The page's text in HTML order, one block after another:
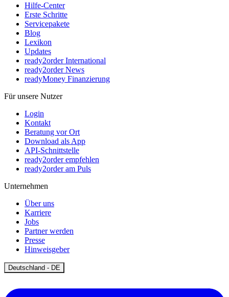
Hilfe-Center
Erste Schritte
Servicepakete
Blog
Lexikon
Updates
ready2order International
ready2order News
readyMoney Finanzierung
Für unsere Nutzer
Login
Kontakt
Beratung vor Ort
Download als App
API-Schnittstelle
ready2order empfehlen
ready2order am Puls
Unternehmen
Über uns
Karriere
Jobs
Partner werden
Presse
Hinweisgeber
Deutschland - DE